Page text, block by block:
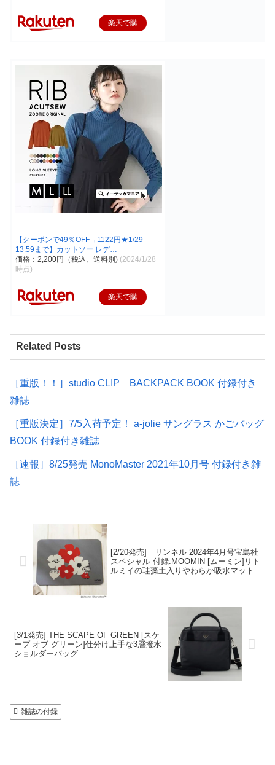
楽天で購
【クーポンで49％OFF→1122円★1/29
13:59まで】カットソー レデ…
価格：2,200円（税込、送料別) (2024/1/28
時点)
楽天で購
Related Posts
［重版！！］studio CLIP BACKPACK BOOK 付録付き
雑誌
［重版決定］7/5入荷予定！ a-jolie サングラス かごバッグ
BOOK 付録付き雑誌
［速報］8/25発売 MonoMaster 2021年10月号 付録付き雑
誌
[2/20発売] リンネル 2024年4月号宝島社
スペシャル 付録:MOOMIN [ムーミン]リト
ルミイの珪藻土入りやわらか吸水マット
[3/1発売] THE SCAPE OF GREEN [スケ
ープ オブ グリーン]仕分け上手な3層撥水
ショルダーバッグ
雑誌の付録